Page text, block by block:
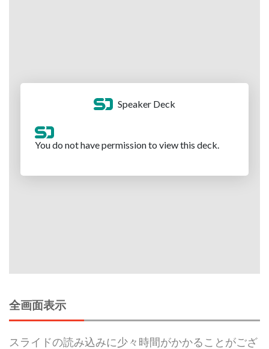
全画面表示
スライドの読み込みに少々時間がかかることがござ